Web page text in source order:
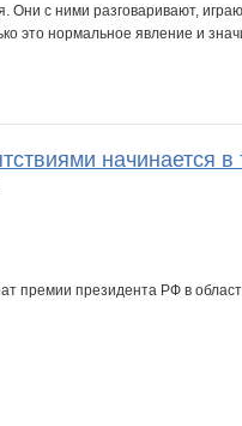
с ними разговаривают,
это нормальное явление и
начинается
премии президента РФ в